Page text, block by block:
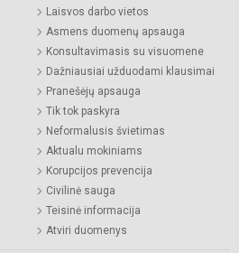
Laisvos darbo vietos
Asmens duomenų apsauga
Konsultavimasis su visuomene
Dažniausiai užduodami klausimai
Pranešėjų apsauga
Tik tok paskyra
Neformalusis švietimas
Aktualu mokiniams
Korupcijos prevencija
Civilinė sauga
Teisinė informacija
Atviri duomenys